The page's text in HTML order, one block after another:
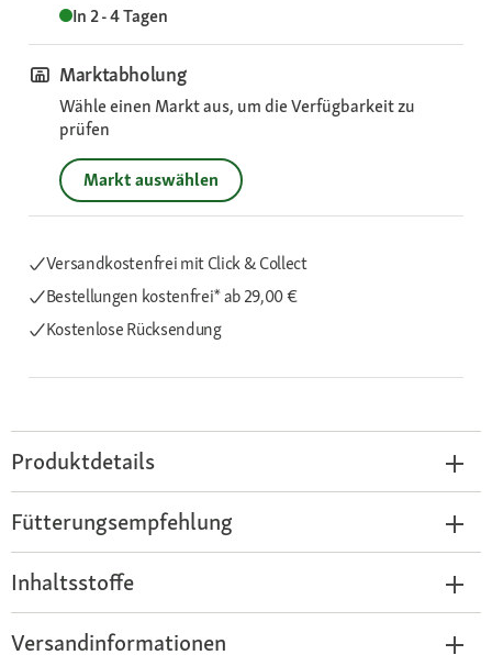
In 2 - 4 Tagen
Marktabholung
Wähle einen Markt aus, um die Verfügbarkeit zu
prüfen
Markt auswählen
Versandkostenfrei mit Click & Collect
Bestellungen kostenfrei*ab 29,00 €
Kostenlose Rücksendung
Produktdetails
Fütterungsempfehlung
Inhaltsstoffe
Versandinformationen